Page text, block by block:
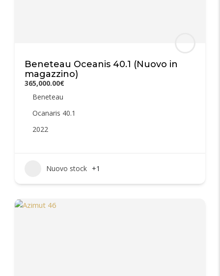
Beneteau Oceanis 40.1 (Nuovo in
magazzino)
365,000.00€
Beneteau
Ocanaris 40.1
2022
Nuovo stock +1